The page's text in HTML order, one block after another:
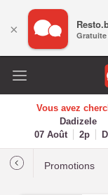
Vous avez
Dadizele
07 Août
2p
Promotions
×